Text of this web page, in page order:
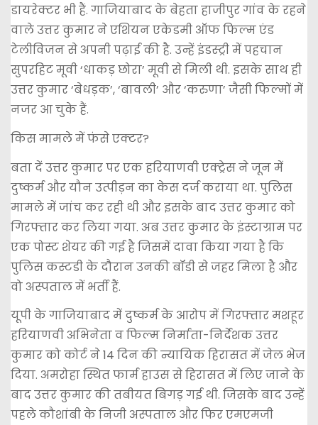
डायरेक्टर भी हैं. गाजियाबाद के बेहता हाजीपुर गांव के रहने
वाले उत्तर कुमार ने एशियन एकेडमी ऑफ फिल्म एंड
टेलीविजन से अपनी पढ़ाई की है. उन्हें इंडस्ट्री में पहचान
सुपरहिट मूवी ‘धाकड़ छोरा’ मूवी से मिली थी. इसके साथ ही
उत्तर कुमार ‘बेधड़क’, ‘बावली’ और ‘करुणा’ जैसी फिल्मों में
नजर आ चुके हैं.
किस मामले में फंसे एक्टर?
बता दें उत्तर कुमार पर एक हरियाणवी एक्ट्रेस ने जून में
दुष्कर्म और यौन उत्पीड़न का केस दर्ज कराया था. पुलिस
मामले में जांच कर रही थी और इसके बाद उत्तर कुमार को
गिरफ्तार कर लिया गया. अब उत्तर कुमार के इंस्टाग्राम पर
एक पोस्ट शेयर की गई है जिसमें दावा किया गया है कि
पुलिस कस्टडी के दौरान उनकी बॉडी से जहर मिला है और
वो अस्पताल में भर्ती हैं.
यूपी के गाजियाबाद में दुष्कर्म के आरोप में गिरफ्तार मशहूर
हरियाणवी अभिनेता व फिल्म निर्माता-निर्देशक उत्तर
कुमार को कोर्ट ने 14 दिन की न्यायिक हिरासत में जेल भेज
दिया. अमरोहा स्थित फार्म हाउस से हिरासत में लिए जाने के
बाद उत्तर कुमार की तबीयत बिगड़ गई थी. जिसके बाद उन्हें
पहले कौशांबी के निजी अस्पताल और फिर एमएमजी